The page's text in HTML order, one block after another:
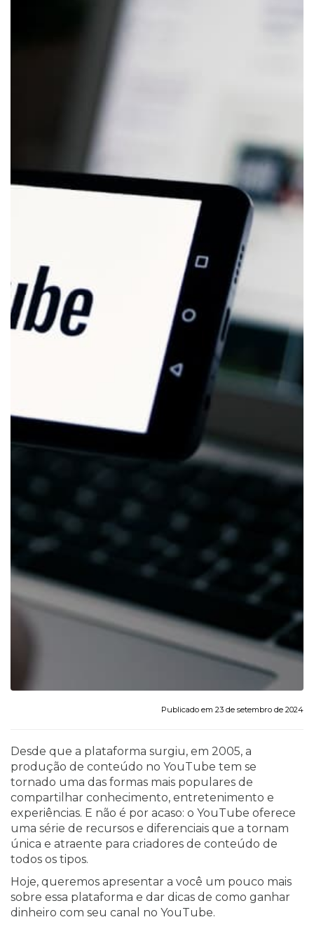
Publicado em 23 de setembro de 2024
Desde que a plataforma surgiu, em 2005, a
produção de conteúdo no YouTube tem se
tornado uma das formas mais populares de
compartilhar conhecimento, entretenimento e
experiências. E não é por acaso: o YouTube oferece
uma série de recursos e diferenciais que a tornam
única e atraente para criadores de conteúdo de
todos os tipos.
Hoje, queremos apresentar a você um pouco mais
sobre essa plataforma e dar dicas de como ganhar
dinheiro com seu canal no YouTube.